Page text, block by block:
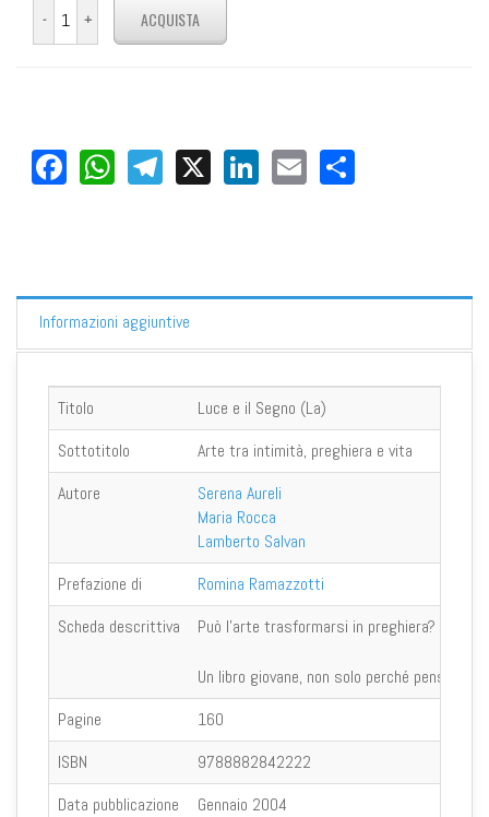
Facebook
WhatsApp
Telegram
X LinkedIn
Email
Informazioni aggiuntive
Titolo
Luce e il Segno (La)
Sottotitolo
Arte tra intimità, preghiera e vita
Autore
Serena Aureli
Maria Rocca
Lamberto Salvan
Prefazione di
Romina Ramazzotti
Scheda descrittiva
Può l’arte trasformarsi in preghiera?
Un libro giovane, non solo perché pensato
Pagine
160
ISBN
9788882842222
Data pubblicazione
Gennaio 2004